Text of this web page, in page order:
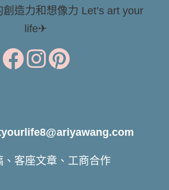
造力和想像力 Let’s art your
life✈
、客座文章、工商合作